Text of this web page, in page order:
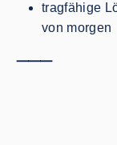
tragfähige
von morgen
⸻